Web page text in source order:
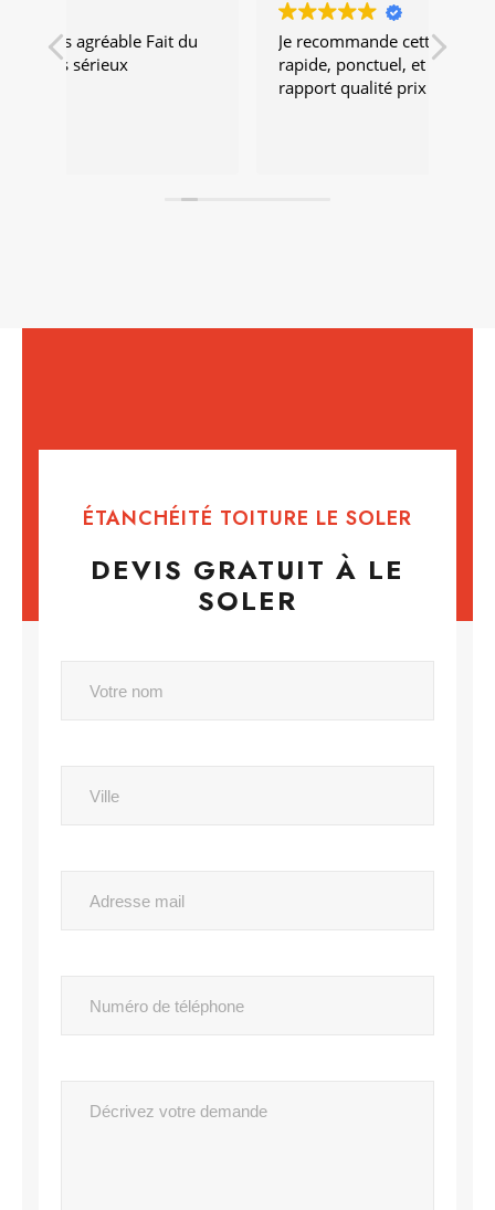
Je recommande cette artisan travaille
rapide, ponctuel, et très minutieux,
rapport qualité prix très corrects
ÉTANCHÉITÉ TOITURE LE SOLER
DEVIS GRATUIT À LE
SOLER